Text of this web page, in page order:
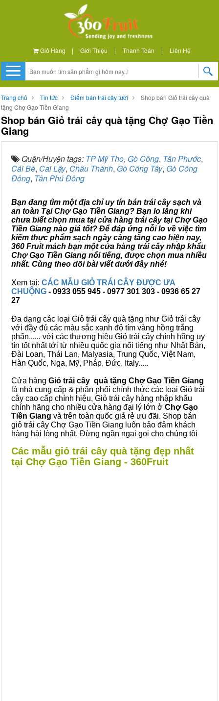
Giỏ Hàng | Giới Thiệu | Thanh Toán | Liên Hệ
Trang chủ Tin tức Điểm bán trái cây tươi
Shop bán Giỏ trái cây quà
tặng Chợ Gạo Tiền Giang
Shop bán Giỏ trái cây quà tặng Chợ Gạo Tiền
Giang
Quận/Huyện tags: TP Mỹ Tho, Gò Công, Tân Phước,
Cái Bè, Cai Lậy, Châu Thành, Gò Công Tây, Gò Công
Đông, Tân Phú Đông
Bạn đang tìm một địa chỉ uy tín bán trái cây sạch và
an toàn Tại Chợ Gạo Tiền Giang? Bạn lo lắng khi
chưa biết chọn mua tại cửa hàng trái cây tại Chợ Gạo
Tiền Giang nào giá tốt? Để đáp ứng nỗi lo về việc tìm
kiếm thực phẩm sạch ngày càng tăng cao hiện nay,
360 Fruit mách bạn một cửa hàng trái cây nhập khẩu
Chợ Gạo Tiền Giang nổi tiếng, được chọn mua nhiều
nhất. Cùng theo dõi bài viết dưới đây nhé!
Xem tại: CÁC MẪU GIỎ TRÁI CÂY ĐƯỢC ƯA
CHUỘNG - 0933 055 945 - 0977 301 303 - 0936 65 27
27
Đa dạng các loại Giỏ trái cây quà tặng như Giỏ trái cây
với đầy đủ các màu sắc xanh đỏ tím vàng hồng trắng
phấn...... với các thương hiệu Giỏ trái cây chính hãng uy
tín tốt nhất tới từ nhiều quốc gia nổi tiếng như Nhật Bản,
Đài Loan, Thái Lan, Malyasia, Trung Quốc, Việt Nam,
Hàn Quốc, Nga, Mỹ, Pháp, Đức, Italy.....
Cửa hàng Giỏ trái cây quà tặng Chợ Gạo Tiền Giang
là nhà cung cấp & phân phối chính thức các loại Giỏ trái
cây cao cấp chính hiệu, Giỏ trái cây hàng nhập khẩu
chính hãng cho nhiều cửa hàng đại lý lớn ở Chợ Gạo
Tiền Giang và trên toàn quốc giá rẻ ưu đãi. Shop bán
giỏ trái cây Chợ Gạo Tiền Giang luôn bảo đảm khách
hàng hài lòng nhất. Đừng ngần ngại gọi cho chúng tôi
Các mẫu giỏ trái cây quà tặng đẹp nhất
tại Chợ Gạo Tiền Giang - 360Fruit